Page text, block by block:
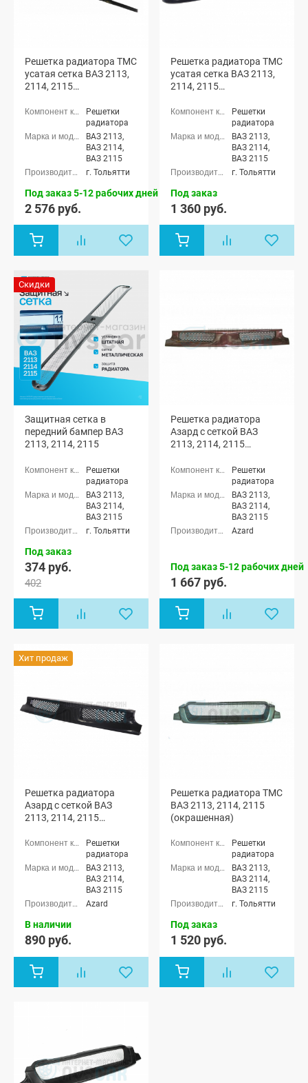
Решетка радиатора ТМС
усатая сетка ВАЗ 2113,
2114, 2115
Решетки
радиатора
ВАЗ 2113,
ВАЗ 2114,
ВАЗ 2115
г. Тольятти
Под заказ 5-12 рабочих дней
2 576 руб.
Решетка радиатора ТМС
усатая сетка ВАЗ 2113,
2114, 2115
Решетки
радиатора
ВАЗ 2113,
ВАЗ 2114,
ВАЗ 2115
г. Тольятти
Под заказ
1 360 руб.
Скидки
Защитная сетка в
передний бампер ВАЗ
2113, 2114, 2115
Решетки
радиатора
ВАЗ 2113,
ВАЗ 2114,
ВАЗ 2115
г. Тольятти
Под заказ
374 руб.
402
Решетка радиатора
Азард с сеткой ВАЗ
2113, 2114, 2115
Решетки
радиатора
ВАЗ 2113,
ВАЗ 2114,
ВАЗ 2115
Azard
Под заказ 5-12 рабочих дней
1 667 руб.
Хит продаж
Решетка радиатора
Азард с сеткой ВАЗ
2113, 2114, 2115
Решетки
радиатора
ВАЗ 2113,
ВАЗ 2114,
ВАЗ 2115
Azard
В наличии
890 руб.
Решетка радиатора ТМС
ВАЗ 2113, 2114, 2115
(окрашенная)
Решетки
радиатора
ВАЗ 2113,
ВАЗ 2114,
ВАЗ 2115
г. Тольятти
Под заказ
1 520 руб.